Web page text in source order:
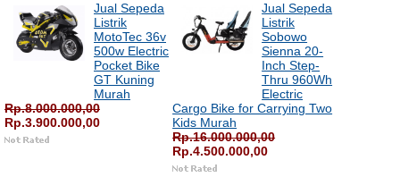
Jual Sepeda
Listrik
MotoTec 36v
500w Electric
Pocket Bike
GT Kuning
Murah
Rp.8.000.000,00
Rp.3.900.000,00
Jual Sepeda
Listrik
Sobowo
Sienna 20-
Inch Step-
Thru 960Wh
Electric
Cargo Bike for Carrying Two
Kids Murah
Rp.16.000.000,00
Rp.4.500.000,00